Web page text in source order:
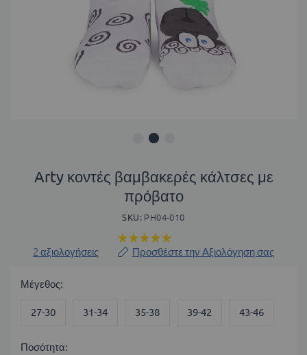
Arty κοντές βαμβακερές κάλτσες με
πρόβατο
SKU PH04-010
Βαθμολογία:
100
% of100
2 αξιολογήσεις Προσθέστε την Αξιολόγηση σας
Μέγεθος
27-30 31-34 35-38 39-42 43-46
Ποσότητα: